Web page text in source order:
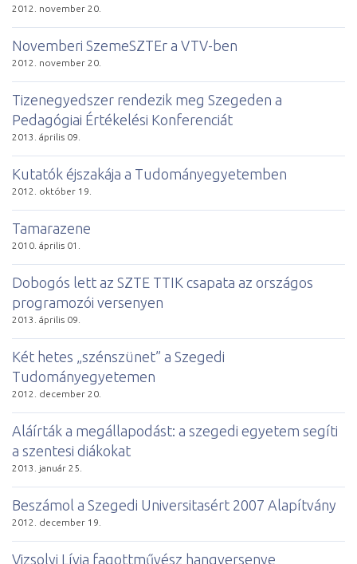
2012. november 20.
Novemberi SzemeSZTEr a VTV-ben
2012. november 20.
Tizenegyedszer rendezik meg Szegeden a
Pedagógiai Értékelési Konferenciát
2013. április 09.
Kutatók éjszakája a Tudományegyetemben
2012. október 19.
Tamarazene
2010. április 01.
Dobogós lett az SZTE TTIK csapata az országos
programozói versenyen
2013. április 09.
Két hetes „szénszünet” a Szegedi
Tudományegyetemen
2012. december 20.
Aláírták a megállapodást: a szegedi egyetem segíti
a szentesi diákokat
2013. január 25.
Beszámol a Szegedi Universitasért 2007 Alapítvány
2012. december 19.
Vizsolyi Lívia fagottművész hangversenye